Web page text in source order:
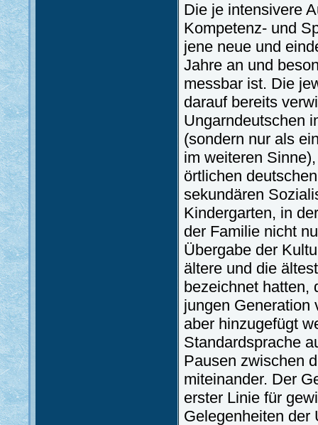
Die je intensivere
Kompetenz- und
jene neue und
Jahre an und
messbar ist. Die
darauf bereits
Ungarndeutschen
(sondern nur als
im weiteren
örtlichen
sekundären
Kindergarten, in
der Familie nicht
Übergabe der
ältere und die
bezeichnet hatten,
jungen Generation
aber hinzugefügt
Standardsprache
Pausen zwischen
miteinander. Der
erster Linie für
Gelegenheiten der